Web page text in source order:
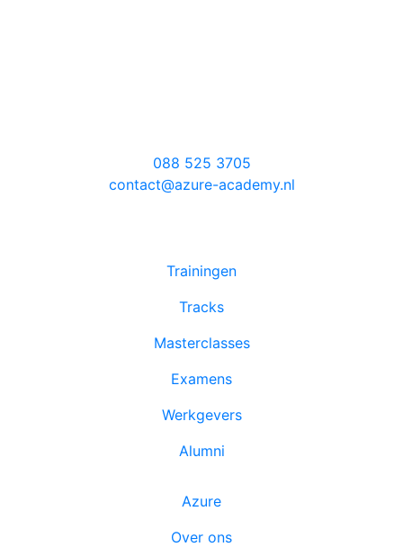
088 525 3705
contact@azure-academy.nl
Trainingen
Tracks
Masterclasses
Examens
Werkgevers
Alumni
Azure
Over ons